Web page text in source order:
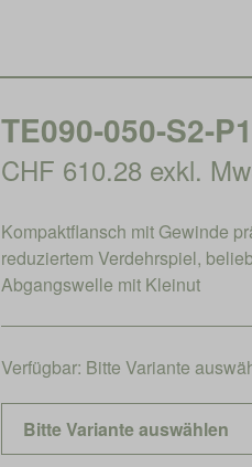
TE090-050-S2-
CHF 610.28 exkl.
Kompaktflansch mit Gewinde
reduziertem Verdehrspiel,
Abgangswelle mit Kleinut
Verfügbar: Bitte Variante